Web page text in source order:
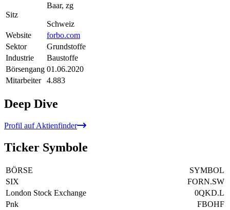
Sitz
Baar, zg
Schweiz
Website
forbo.com
Sektor
Grundstoffe
Industrie
Baustoffe
Börsengang 01.06.2020
Mitarbeiter
4.883
Deep Dive
Profil auf Aktienfinder
Ticker Symbole
BÖRSE
SYMBOL
SIX
FORN.SW
London Stock Exchange
0QKD.L
Pnk
FBOHF